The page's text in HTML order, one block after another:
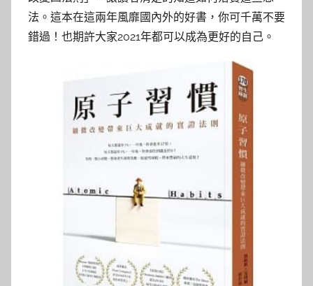
法。這本在這兩年風靡國內外的好書，你可千萬不要
錯過！也期許大家2021年都可以成為更好的自己。